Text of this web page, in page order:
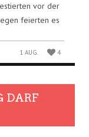
vor der
feierten es
1 AUG. 4
DARF